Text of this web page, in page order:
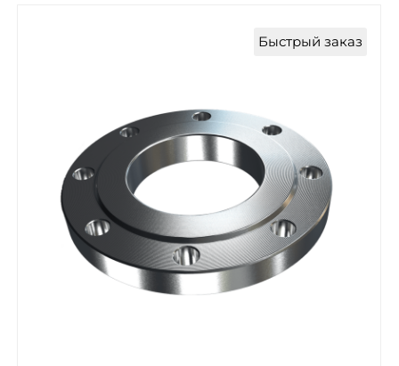
Быстрый заказ